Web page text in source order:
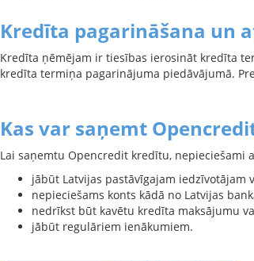
Kredīta pagarināšana un
Kredīta ņēmējam ir tiesības ierosināt kredīta
kredīta termiņa pagarinājuma piedāvājumā.
Kas var saņemt
Lai saņemtu Opencredit kredītu, nepieciešami
jābūt Latvijas pastāvīgajam iedzīvotājam
nepieciešams konts kādā no Latvijas
nedrīkst būt kavētu kredīta maksājumu
jābūt regulāriem ienākumiem.